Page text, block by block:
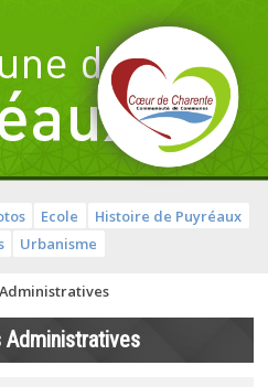
Ecole
Histoire de Puyréaux
Urbanisme
Administratives